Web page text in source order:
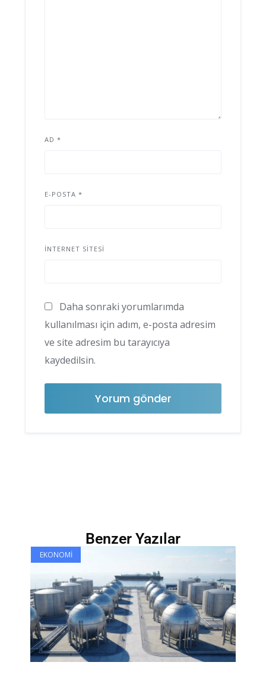
AD *
E-POSTA *
İNTERNET SITESI
Daha sonraki yorumlarımda
kullanılması için adım, e-posta adresim
ve site adresim bu tarayıcıya
kaydedilsin.
Benzer Yazılar
EKONOMI